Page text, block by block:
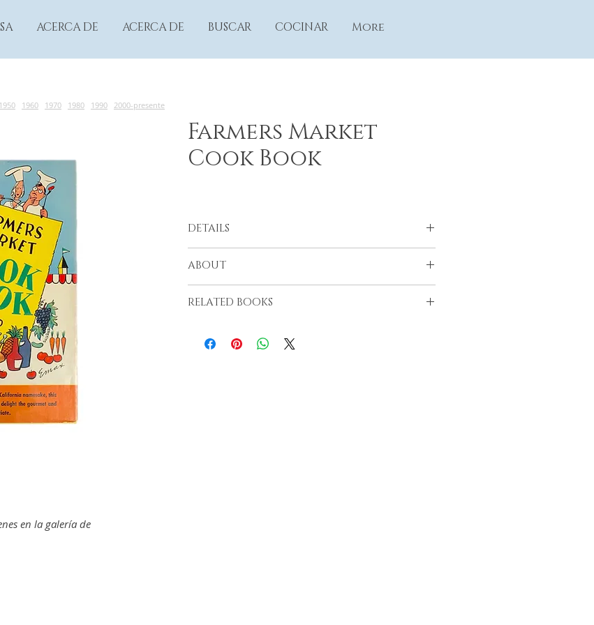
ACERCA DE ACERCA DE BUSCAR COCINAR More
Farmers Market
Cook Book
DETAILS
Beck
Los Angeles, 1951
ABOUT
RELATED BOOKS
1950 1960 1970 1980 1990 2000-presente
en la galería de